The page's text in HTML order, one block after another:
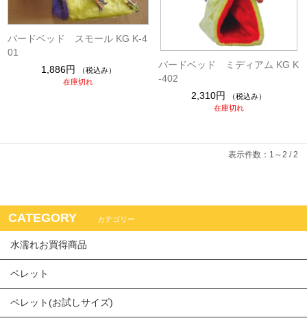
バードベッド スモール KG K-4
01
1,886円
（税込み）
在庫切れ
バードベッド ミディアム KG K
-402
2,310円
（税込み）
在庫切れ
表示件数：1～2 / 2
CATEGORY カテゴリー
水濡れお買得商品
ペレット
ペレット(お試しサイズ)